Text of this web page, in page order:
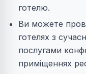
готелю.
Ви можете
готелях з
послугами
приміщеннях